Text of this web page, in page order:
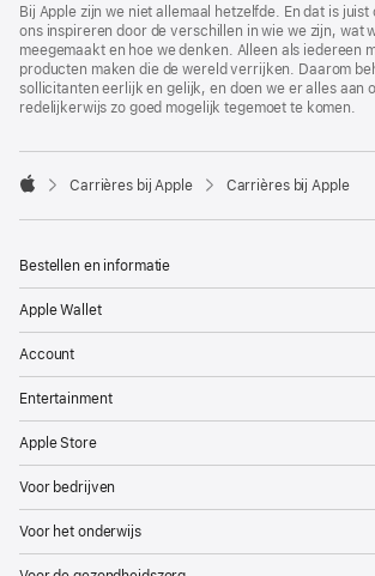
Footer
Bij Apple zijn we niet allemaal hetzelfde. En dat is
ons inspireren door de verschillen in wie we zijn, wat
meegemaakt en hoe we denken. Alleen als iedereen
producten maken die de wereld verrijken. Daarom
sollicitanten eerlijk en gelijk, en doen we er alles aan
redelijkerwijs zo goed mogelijk tegemoet te komen.

Carrières bij Apple Carrières bij Apple
Bestellen en informatie
Apple Wallet
Account
Entertainment
Apple Store
Voor bedrijven
Voor het onderwijs